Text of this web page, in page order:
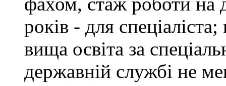
років - для
вища освіта за
державній службі не